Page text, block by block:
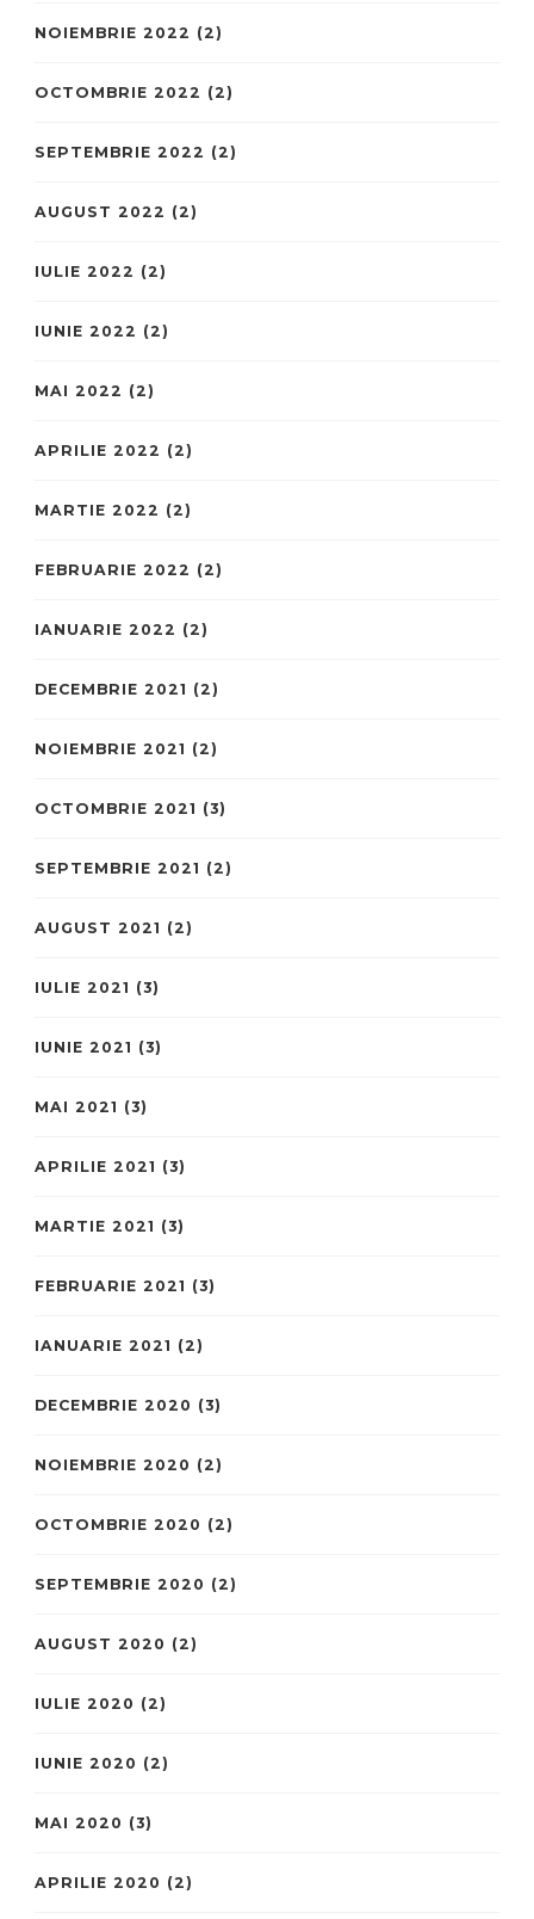
NOIEMBRIE 2022 (2)
OCTOMBRIE 2022 (2)
SEPTEMBRIE 2022 (2)
AUGUST 2022 (2)
IULIE 2022 (2)
IUNIE 2022 (2)
MAI 2022 (2)
APRILIE 2022 (2)
MARTIE 2022 (2)
FEBRUARIE 2022 (2)
IANUARIE 2022 (2)
DECEMBRIE 2021 (2)
NOIEMBRIE 2021 (2)
OCTOMBRIE 2021 (3)
SEPTEMBRIE 2021 (2)
AUGUST 2021 (2)
IULIE 2021 (3)
IUNIE 2021 (3)
MAI 2021 (3)
APRILIE 2021 (3)
MARTIE 2021 (3)
FEBRUARIE 2021 (3)
IANUARIE 2021 (2)
DECEMBRIE 2020 (3)
NOIEMBRIE 2020 (2)
OCTOMBRIE 2020 (2)
SEPTEMBRIE 2020 (2)
AUGUST 2020 (2)
IULIE 2020 (2)
IUNIE 2020 (2)
MAI 2020 (3)
APRILIE 2020 (2)